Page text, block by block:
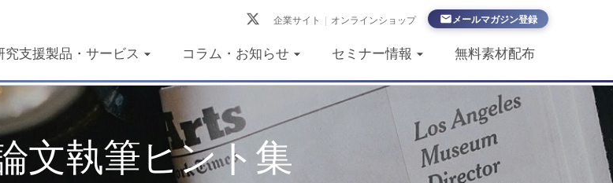
企業サイト | オンラインショップ メールマガジン登録
究支援製品・サービス コラム・お知らせ セミナー情報 無料素材配布
文執筆ヒント集